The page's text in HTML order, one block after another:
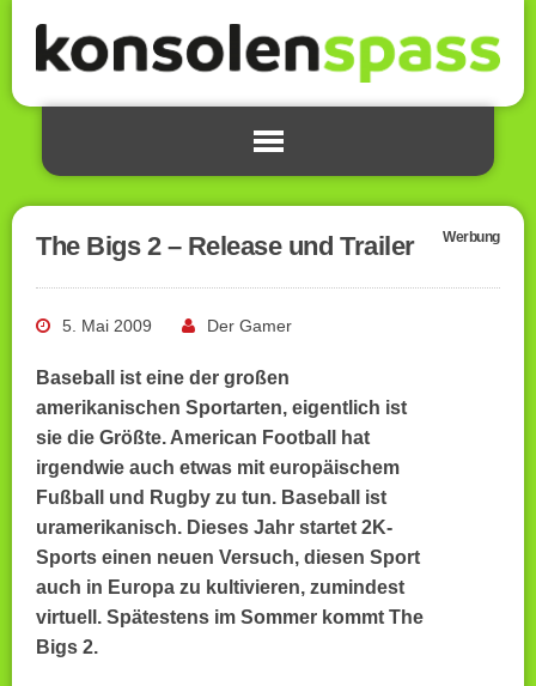
The Bigs 2 – Release und Trailer Werbung
5. Mai 2009 Der Gamer
Baseball ist eine der großen
amerikanischen Sportarten, eigentlich ist
sie die Größte. American Football hat
irgendwie auch etwas mit europäischem
Fußball und Rugby zu tun. Baseball ist
uramerikanisch. Dieses Jahr startet 2K-
Sports einen neuen Versuch, diesen Sport
auch in Europa zu kultivieren, zumindest
virtuell. Spätestens im Sommer kommt The
Bigs 2.